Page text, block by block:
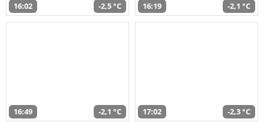
16:02 -2,5 °C 16:19 -2,1 °C
16:49 -2,1 °C 17:02 -2,3 °C